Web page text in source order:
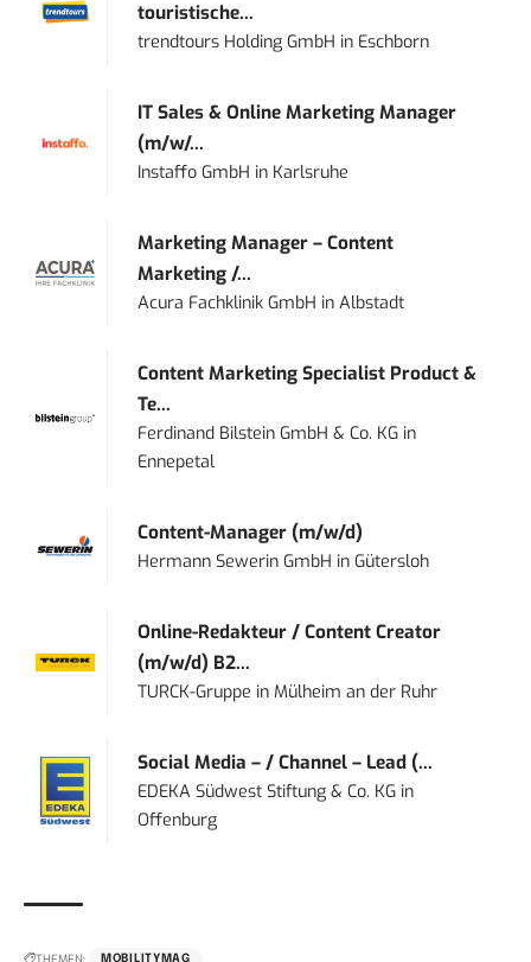
touristische...
trendtours Holding GmbH in Eschborn
IT Sales & Online Marketing Manager
(m/w/...
Instaffo GmbH in Karlsruhe
Marketing Manager – Content
Marketing /...
Acura Fachklinik GmbH inAlbstadt
Content Marketing Specialist Product &
Te...
Ferdinand Bilstein GmbH & Co. KG in
Ennepetal
Content-Manager (m/w/d)
Hermann Sewerin GmbH inGütersloh
Online-Redakteur / Content Creator
(m/w/d) B2...
TURCK-Gruppe inMülheim an der Ruhr
Social Media – / Channel – Lead (...
EDEKA Südwest Stiftung & Co. KG in
Offenburg
MOBILITYMAG